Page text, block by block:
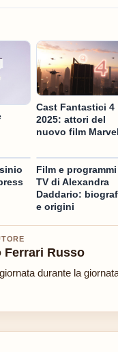
Cast Fantastici 4
2025: attori del
nuovo film
Film e programmi
TV di Alexandra
Daddario:
e origini
Ferrari Russo
durante la